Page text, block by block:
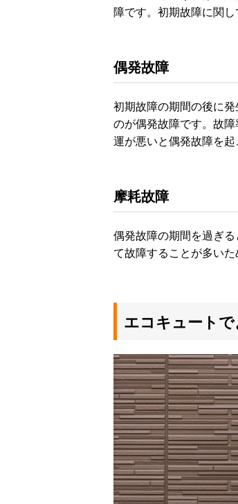
障です。初期故障に関
偶発故障
初期故障の期間の後に
のが偶発故障です。故
運が悪いと偶発故障を起
摩耗故障
偶発故障の期間を過ぎ
て故障することが多いた
エコキュート